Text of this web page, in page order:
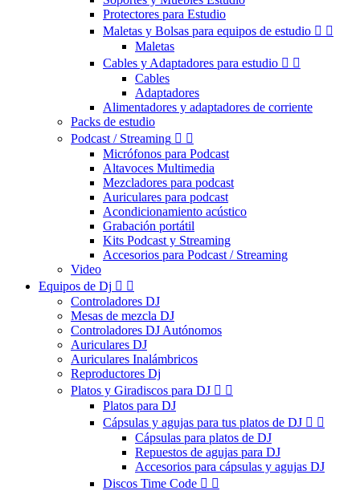
Protectores para Estudio
Maletas y Bolsas para equipos de estudio  
Maletas
Cables y Adaptadores para estudio  
Cables
Adaptadores
Alimentadores y adaptadores de corriente
Packs de estudio
Podcast / Streaming  
Micrófonos para Podcast
Altavoces Multimedia
Mezcladores para podcast
Auriculares para podcast
Acondicionamiento acústico
Grabación portátil
Kits Podcast y Streaming
Accesorios para Podcast / Streaming
Video
Equipos de Dj  
Controladores DJ
Mesas de mezcla DJ
Controladores DJ Autónomos
Auriculares DJ
Auriculares Inalámbricos
Reproductores Dj
Platos y Giradiscos para DJ  
Platos para DJ
Cápsulas y agujas para tus platos de DJ  
Cápsulas para platos de DJ
Repuestos de agujas para DJ
Accesorios para cápsulas y agujas DJ
Discos Time Code  